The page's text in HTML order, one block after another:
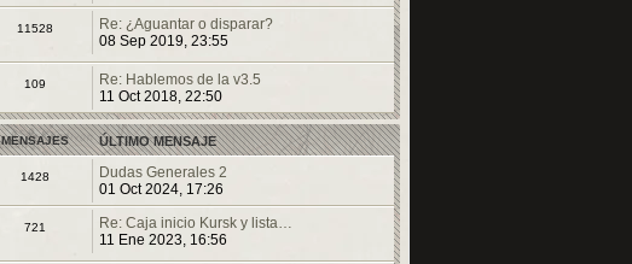
11528
Re: ¿Aguantar o disparar?
08 Sep 2019, 23:55
109
Re: Hablemos de la v3.5
11 Oct 2018, 22:50
MENSAJES ÚLTIMO MENSAJE
1428
Dudas Generales 2
01 Oct 2024, 17:26
721
Re: Caja inicio Kursk y lista…
11 Ene 2023, 16:56